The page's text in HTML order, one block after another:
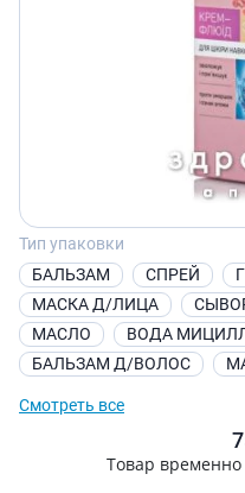
Тип упаковки
БАЛЬЗАМ
СПРЕЙ
МАСКА Д/ЛИЦА
МАСЛО
ВОДА
БАЛЬЗАМ Д/ВОЛОС
Смотреть все
Товар временно